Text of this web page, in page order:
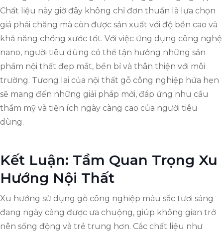
Chất liệu này giờ đây không chỉ đơn thuần là lựa chọn
giá phải chăng mà còn được sản xuất với độ bền cao và
khả năng chống xước tốt. Với việc ứng dụng công nghệ
nano, người tiêu dùng có thể tận hưởng những sản
phẩm nội thất đẹp mắt, bền bỉ và thân thiện với môi
trường. Tương lai của nội thất gỗ công nghiệp hứa hẹn
sẽ mang đến những giải pháp mới, đáp ứng nhu cầu
thẩm mỹ và tiện ích ngày càng cao của người tiêu
dùng.
Kết Luận: Tầm Quan Trọng Xu
Hướng Nội Thất
Xu hướng sử dụng gỗ công nghiệp màu sắc tươi sáng
đang ngày càng được ưa chuộng, giúp không gian trở
nên sống động và trẻ trung hơn. Các chất liệu như